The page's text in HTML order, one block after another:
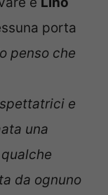
porta
penso che
e
una
da ognuno